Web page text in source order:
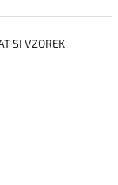
SI VZOREK